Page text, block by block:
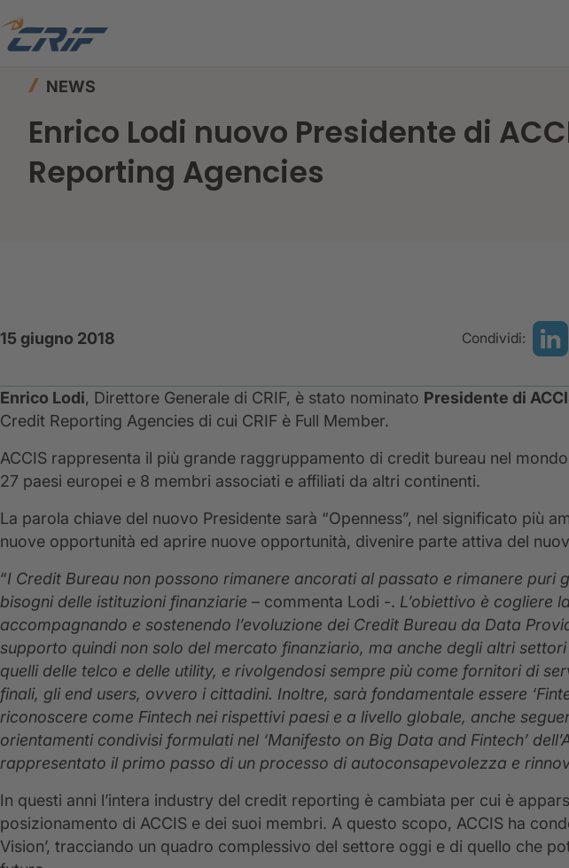
Home
NEWS
Enrico Lodi nuovo Presidente di
Reporting Agencies
15 giugno 2018 Condividi:
Enrico Lodi, Direttore Generale di CRIF, è stato nominato Presidente di
Credit Reporting Agencies di cui CRIF è Full Member.
ACCIS rappresenta il più grande raggruppamento di credit bureau nel
27 paesi europei e 8 membri associati e affiliati da altri continenti.
La parola chiave del nuovo Presidente sarà “Openness”, nel significato più
nuove opportunità ed aprire nuove opportunità, divenire parte attiva del
“I Credit Bureau non possono rimanere ancorati al passato e rimanere puri
bisogni delle istituzioni finanziarie – commenta Lodi -. L’obiettivo è cogliere
accompagnando e sostenendo l’evoluzione dei Credit Bureau da Data
supporto quindi non solo del mercato finanziario, ma anche degli altri
quelli delle telco e delle utility, e rivolgendosi sempre più come fornitori di
finali, gli end users, ovvero i cittadini. Inoltre, sarà fondamentale essere
riconoscere come Fintech nei rispettivi paesi e a livello globale, anche
orientamenti condivisi formulati nel ‘Manifesto on Big Data and Fintech’
rappresentato il primo passo di un processo di autoconsapevolezza e
In questi anni l’intera industry del credit reporting è cambiata per cui è
posizionamento di ACCIS e dei suoi membri. A questo scopo, ACCIS ha
Vision’, tracciando un quadro complessivo del settore oggi e di quello che